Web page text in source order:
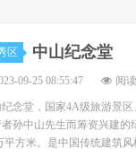
区 中山纪念堂
09-25 08:55:47 阅
念堂，国家4A级旅游景
者孙中山先生而筹资兴建
平方米。是中国传统建筑